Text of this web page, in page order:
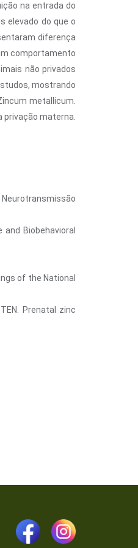
na entrada do
elevado do que o
diferença
comportamento
não privados
mostrando
metallicum.
materna.
Neurotransmissão
Biobehavioral
of the National
Prenatal zinc